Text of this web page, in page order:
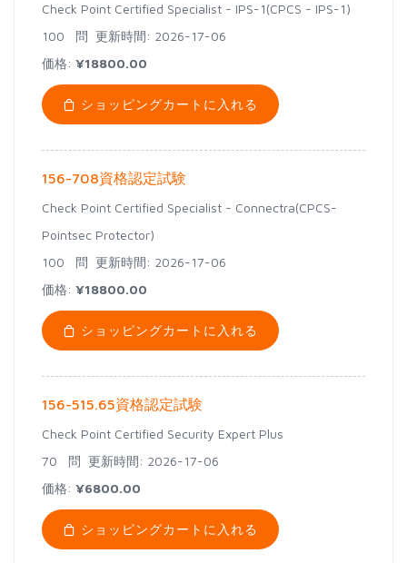
Check Point Certified Specialist - IPS-1(CPCS - IPS-1)
100 問 更新時間: 2026-17-06
価格: ¥18800.00
ショッピングカートに入れる
156-708資格認定試験
Check Point Certified Specialist - Connectra(CPCS-
Pointsec Protector)
100 問 更新時間: 2026-17-06
価格: ¥18800.00
ショッピングカートに入れる
156-515.65資格認定試験
Check Point Certified Security Expert Plus
70 問 更新時間: 2026-17-06
価格: ¥6800.00
ショッピングカートに入れる